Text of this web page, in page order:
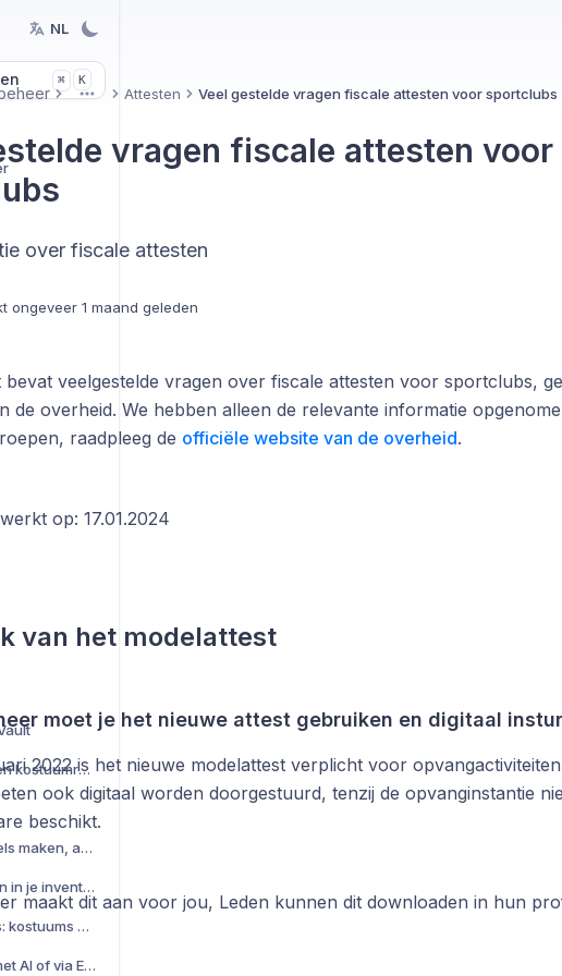
NL
⌘ K
Voorstellingen, lessen en kostuumreservaties
QR-codes: kostuumlabels maken, aanpassen en exporteren
Statistieken en inzichten in je inventaris
DanceVault Marktplaats: kostuums huren en verhuren
Kostuums handmatig, met AI of via Excel toevoegen
More Attesten Veel gestelde vragen fiscale attesten voor sportclubs
vragen fiscale attesten voor
over fiscale attesten
ongeveer 1 maand geleden
bevat veelgestelde vragen over fiscale attesten voor sportclubs,
de overheid. We hebben alleen de relevante informatie
raadpleeg de officiële website van de overheid.
op: 17.01.2024
van het modelattest
moet je het nieuwe attest gebruiken en digitaal
2022 is het nieuwe modelattest verplicht voor
ook digitaal worden doorgestuurd, tenzij de opvanginstantie
beschikt.
maakt dit aan voor jou, Leden kunnen dit downloaden in hun